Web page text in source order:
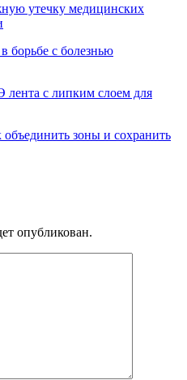
утечку медицинских
борьбе с болезнью
с липким слоем для
зоны и сохранить
опубликован.